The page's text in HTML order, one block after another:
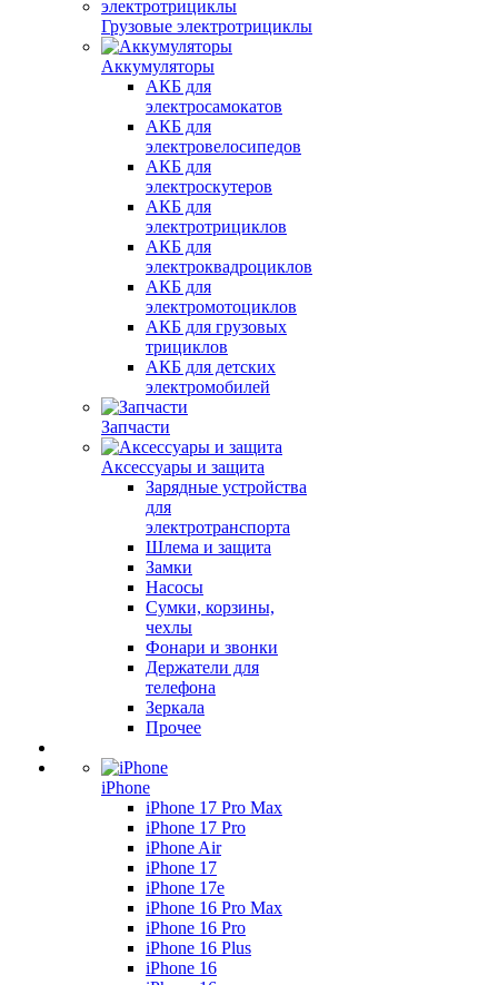
Грузовые электротрициклы
Аккумуляторы
АКБ для
электросамокатов
АКБ для
электровелосипедов
АКБ для
электроскутеров
АКБ для
электротрициклов
АКБ для
электроквадроциклов
АКБ для
электромотоциклов
АКБ для грузовых
трициклов
АКБ для детских
электромобилей
Запчасти
Аксессуары и защита
Зарядные устройства
для
электротранспорта
Шлема и защита
Замки
Насосы
Сумки, корзины,
чехлы
Фонари и звонки
Держатели для
телефона
Зеркала
Прочее
iPhone
iPhone 17 Pro Max
iPhone 17 Pro
iPhone Air
iPhone 17
iPhone 17e
iPhone 16 Pro Max
iPhone 16 Pro
iPhone 16 Plus
iPhone 16